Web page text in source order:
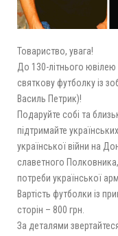
Товариство, увага!
До 130-літнього
святкову футболку із
Василь Петрик)!
Подаруйте собі та
підтримайте
української війни на
славетного
потреби української
Вартість футболки із
сторін – 800 грн.
За деталями